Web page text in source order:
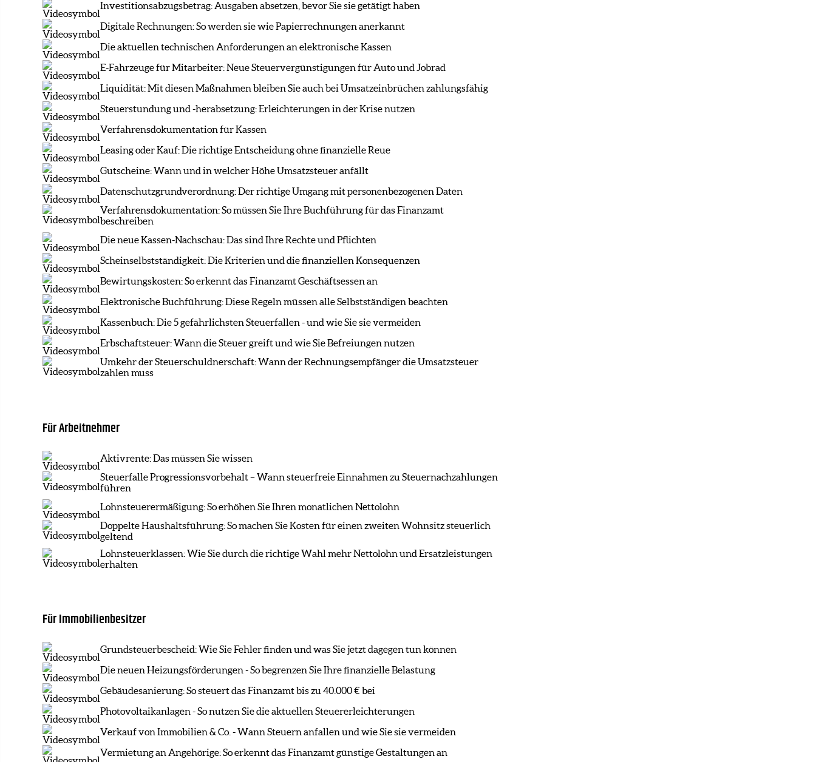
Investitionsabzugsbetrag: Ausgaben absetzen, bevor Sie sie getätigt haben
Digitale Rechnungen: So werden sie wie Papierrechnungen anerkannt
Die aktuellen technischen Anforderungen an elektronische Kassen
E-Fahrzeuge für Mitarbeiter: Neue Steuervergünstigungen für Auto und Jobrad
Liquidität: Mit diesen Maßnahmen bleiben Sie auch bei Umsatzeinbrüchen zahlungsfähig
Steuerstundung und -herabsetzung: Erleichterungen in der Krise nutzen
Verfahrensdokumentation für Kassen
Leasing oder Kauf: Die richtige Entscheidung ohne finanzielle Reue
Gutscheine: Wann und in welcher Höhe Umsatzsteuer anfällt
Datenschutzgrundverordnung: Der richtige Umgang mit personenbezogenen Daten
Verfahrensdokumentation: So müssen Sie Ihre Buchführung für das Finanzamt
beschreiben
Die neue Kassen-Nachschau: Das sind Ihre Rechte und Pflichten
Scheinselbstständigkeit: Die Kriterien und die finanziellen Konsequenzen
Bewirtungskosten: So erkennt das Finanzamt Geschäftsessen an
Elektronische Buchführung: Diese Regeln müssen alle Selbstständigen beachten
Kassenbuch: Die 5 gefährlichsten Steuerfallen - und wie Sie sie vermeiden
Erbschaftsteuer: Wann die Steuer greift und wie Sie Befreiungen nutzen
Umkehr der Steuerschuldnerschaft: Wann der Rechnungsempfänger die Umsatzsteuer
zahlen muss
Für Arbeitnehmer
Aktivrente: Das müssen Sie wissen
Steuerfalle Progressionsvorbehalt – Wann steuerfreie Einnahmen zu Steuernachzahlungen
führen
Lohnsteuerermäßigung: So erhöhen Sie Ihren monatlichen Nettolohn
Doppelte Haushaltsführung: So machen Sie Kosten für einen zweiten Wohnsitz steuerlich
geltend
Lohnsteuerklassen: Wie Sie durch die richtige Wahl mehr Nettolohn und Ersatzleistungen
erhalten
Für Immobilienbesitzer
Grundsteuerbescheid: Wie Sie Fehler finden und was Sie jetzt dagegen tun können
Die neuen Heizungsförderungen - So begrenzen Sie Ihre finanzielle Belastung
Gebäudesanierung: So steuert das Finanzamt bis zu 40.000 € bei
Photovoltaikanlagen - So nutzen Sie die aktuellen Steuererleichterungen
Verkauf von Immobilien & Co. - Wann Steuern anfallen und wie Sie sie vermeiden
Vermietung an Angehörige: So erkennt das Finanzamt günstige Gestaltungen an